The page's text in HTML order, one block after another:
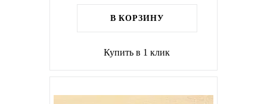
В КОРЗИНУ
Купить в 1 клик